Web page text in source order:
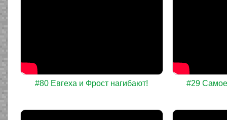
#80 Евгеха и Фрост нагибают! #29